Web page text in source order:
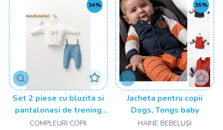
34%
Set 2 piese cu bluzita si
pantalonasi de trening
Monster, Tongs baby
COMPLEURI COPII
35%
Jacheta pentru copii
Dogs, Tongs baby
HAINE BEBELUȘI